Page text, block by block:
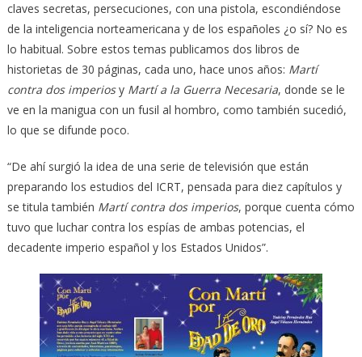
claves secretas, persecuciones, con una pistola, escondiéndose
de la inteligencia norteamericana y de los españoles ¿o sí? No es
lo habitual. Sobre estos temas publicamos dos libros de
historietas de 30 páginas, cada uno, hace unos años: Martí
contra dos imperiosy Martí a la Guerra Necesaria, donde se le
ve en la manigua con un fusil al hombro, como también sucedió,
lo que se difunde poco.
“De ahí surgió la idea de una serie de televisión que están
preparando los estudios del ICRT, pensada para diez capítulos y
se titula también Martí contra dos imperios, porque cuenta cómo
tuvo que luchar contra los espías de ambas potencias, el
decadente imperio español y los Estados Unidos”.